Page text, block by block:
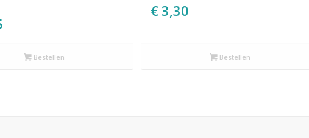
Bestellen
€3,30
Bestellen